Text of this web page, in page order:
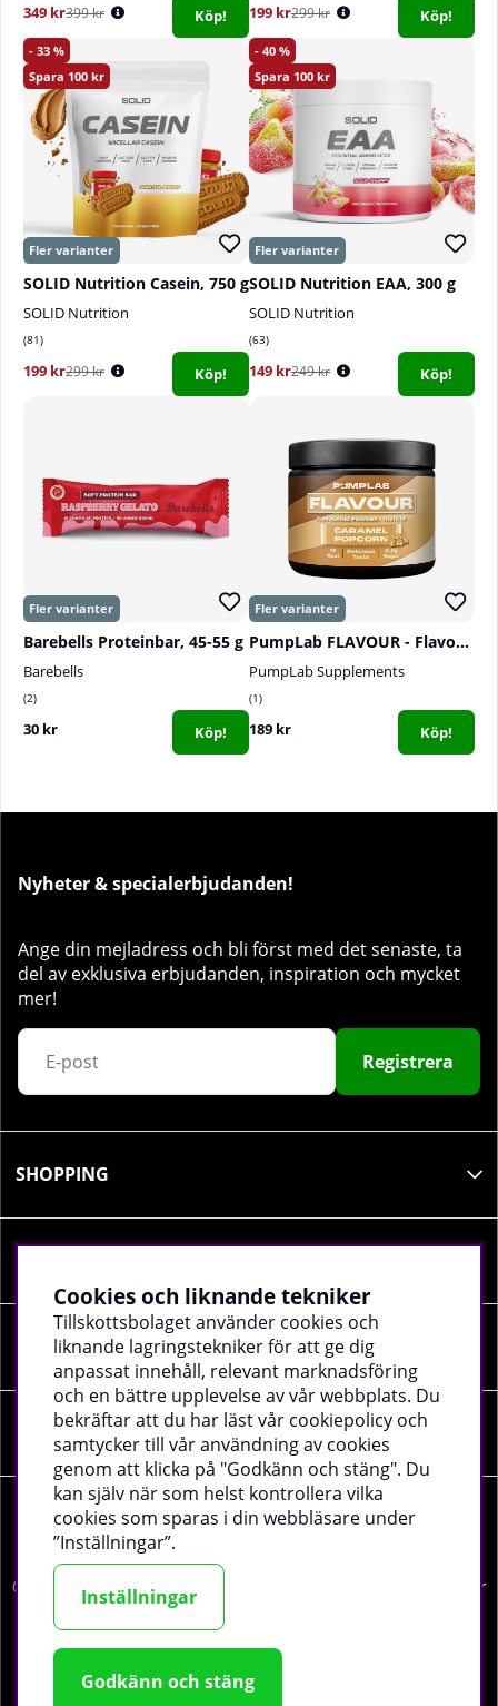
349 kr399 kr Köp! 199 kr299 kr Köp!
33
100
SOLID Nutrition Casein, 750 g
SOLID Nutrition
81
199 kr299 kr Köp!
40
100
SOLID Nutrition EAA, 300 g
SOLID Nutrition
63
149 kr249 kr Köp!
Barebells Proteinbar, 45-55 g
Barebells
2
30 kr Köp!
PumpLab FLAVOUR - Flavouring Powder, 60 serv.
PumpLab Supplements
1
189 kr Köp!
Nyheter & specialerbjudanden!
Ange din mejladress och bli först med det senaste, ta
del av exklusiva erbjudanden, inspiration och mycket
mer!
Registrera
SHOPPING
SOCIALA MEDIER
FÖRETAGSUPPGIFTER
© 2026 tillskottsbolaget.se. Vi använder cookies -
läs mer
Cookies och liknande tekniker
Tillskottsbolaget använder cookies och
liknande lagringstekniker för att ge dig
anpassat innehåll, relevant marknadsföring
och en bättre upplevelse av vår webbplats. Du
bekräftar att du har läst vår cookiepolicy och
samtycker till vår användning av cookies
genom att klicka på "Godkänn och stäng". Du
kan själv när som helst kontrollera vilka
cookies som sparas i din webbläsare under
”Inställningar”.
Inställningar
Godkänn och stäng